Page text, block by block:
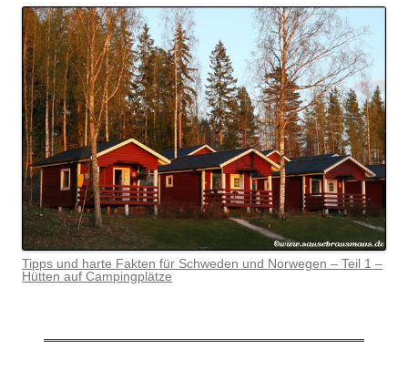
Tipps und harte Fakten für Schweden und Norwegen – Teil 1 –
Hütten auf Campingplätze